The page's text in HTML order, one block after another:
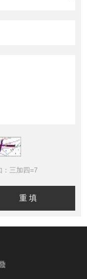
：三加四=7